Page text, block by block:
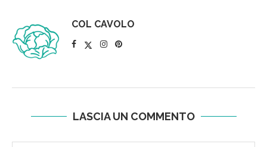
COL CAVOLO
LASCIA UN COMMENTO